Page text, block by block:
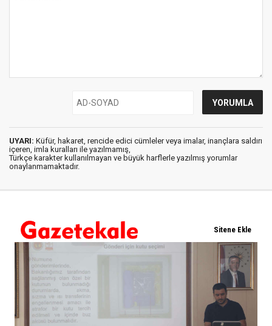
UYARI: Küfür, hakaret, rencide edici cümleler veya imalar, inançlara saldırı
içeren, imla kuralları ile yazılmamış,
Türkçe karakter kullanılmayan ve büyük harflerle yazılmış yorumlar
onaylanmamaktadır.